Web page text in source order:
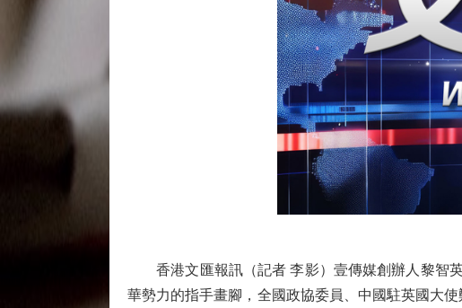
香港文匯報訊（記者 李影）壹傳媒創辦人黎智英
華勢力的指手畫腳，全國政協委員、中國駐英國大